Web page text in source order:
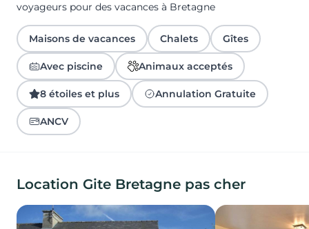
voyageurs pour des vacances à Bretagne
Maisons de vacances Chalets Gîtes
Avec piscine Animaux acceptés
8 étoiles et plus Annulation Gratuite
ANCV
Location Gite Bretagne pas cher